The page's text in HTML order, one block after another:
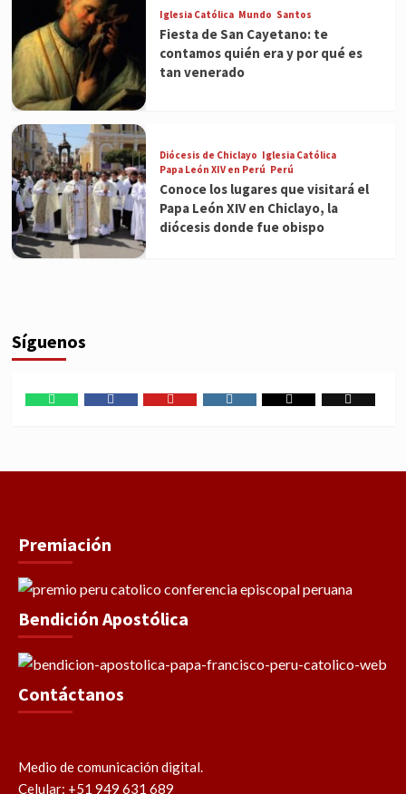
Iglesia Católica Mundo Santos
Fiesta de San Cayetano: te
contamos quién era y por qué es
tan venerado
Diócesis de Chiclayo Iglesia Católica
Papa León XIV en Perú Perú
Conoce los lugares que visitará el
Papa León XIV en Chiclayo, la
diócesis donde fue obispo
Síguenos
Premiación
Bendición Apostólica
Contáctanos
Medio de comunicación digital.
Celular: +51 949 631 689